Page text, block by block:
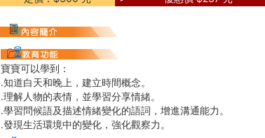
寶寶可以學到：
․知道白天和晚上，建立時間概念。
․理解人物的表情，並學習分享情緒。
․學習問候語及描述情緒變化的語詞，增進溝通能力。
․發現生活環境中的變化，強化觀察力。